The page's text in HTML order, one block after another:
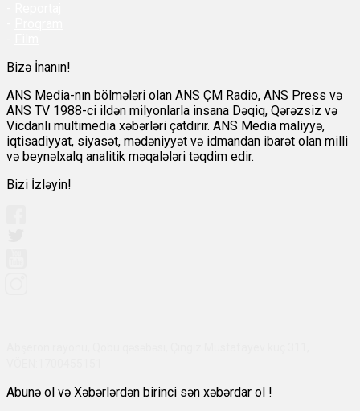
Bizə İnanın!
ANS Media-nın bölmələri olan ANS ÇM Radio, ANS Press və
ANS TV 1988-ci ildən milyonlarla insana Dəqiq, Qərəzsiz və
Vicdanlı multimedia xəbərləri çatdırır. ANS Media maliyyə,
iqtisadiyyat, siyasət, mədəniyyət və idmandan ibarət olan milli
və beynəlxalq analitik məqalələri təqdim edir.
Bizi İzləyin!
Abunə ol və Xəbərlərdən birinci sən xəbərdar ol !